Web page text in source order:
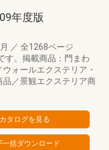
年度版
／ 全1268ページ
す。掲載商品：門まわ
ォールエクステリア・
／景観エクステリア商